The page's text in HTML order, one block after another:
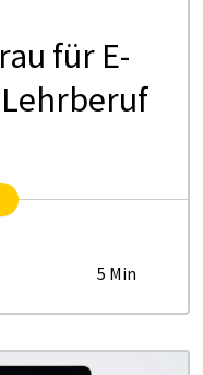
für E-
5 Min